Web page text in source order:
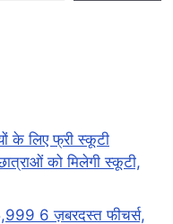
के लिए फ्री स्कूटी
को मिलेगी स्कूटी,
6 ज़बरदस्त फीचर्स,